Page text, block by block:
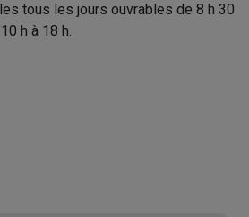
tous les jours ouvrables de 8 h 30
h à 18 h.